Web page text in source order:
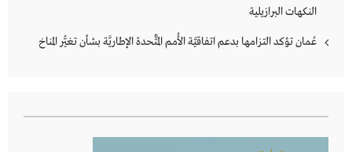
النكهات البرازيلية
عُمان تؤكد التزامها بدعم اتفاقيَّة الأُمم المُتَّحدة الإطاريَّة بشأن تغيُّر المناخ